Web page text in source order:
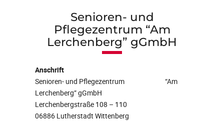
Senioren- und
Pflegezentrum “Am
Lerchenberg” gGmbH
Anschrift
Senioren- und Pflegezentrum “Am
Lerchenberg” gGmbH
Lerchenbergstraße 108 – 110
06886 Lutherstadt Wittenberg